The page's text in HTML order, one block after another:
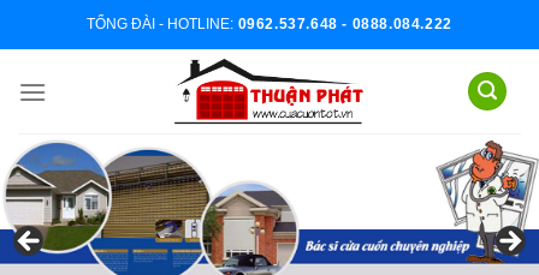
TỔNG ĐÀI - HOTLINE: 0962.537.648 - 0888.084.222